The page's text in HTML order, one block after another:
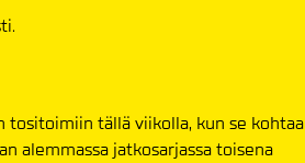
tositoimiin tällä viikolla, kun se kohtaa
alemmassa jatkosarjassa toisena